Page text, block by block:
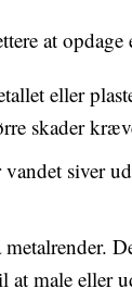
at
eller
skader
siver
metalrender.
at male eller